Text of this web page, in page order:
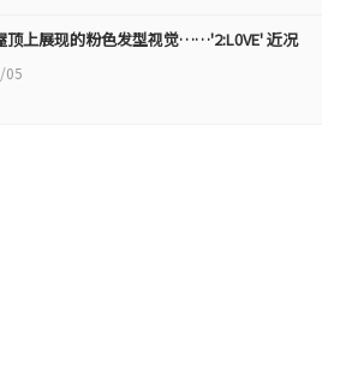
顶上展现的粉色发型视觉……'2:L0VE' 近况
05